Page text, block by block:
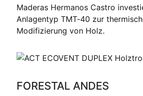
Maderas Hermanos Castro
Anlagentyp TMT-40 zur
Modifizierung von Holz.
FORESTAL ANDES